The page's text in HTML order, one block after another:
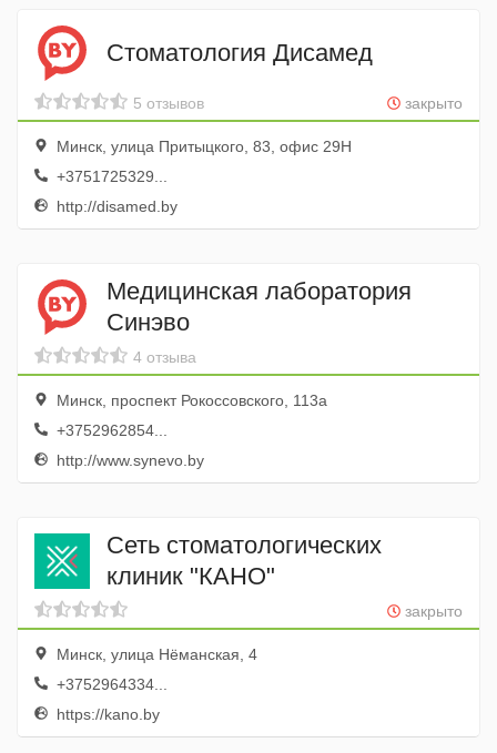
Стоматология Дисамед
закрыто
5 отзывов
Минск, улица Притыцкого, 83, офис 29Н
+3751725329...
http://disamed.by
Медицинская лаборатория
Синэво
4 отзыва
Минск, проспект Рокоссовского, 113а
+3752962854...
http://www.synevo.by
Сеть стоматологических
клиник "КАНО"
закрыто
Минск, улица Нёманская, 4
+3752964334...
https://kano.by